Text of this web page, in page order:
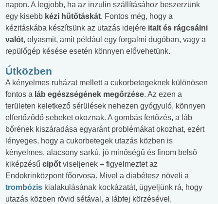
napon. A legjobb, ha az inzulin szállításához beszerzünk
egy kisebb kézi hűtőtáskát. Fontos még, hogy a
kézitáskába készítsünk az utazás idejére italt és rágcsálni
valót, olyasmit, amit például egy forgalmi dugóban, vagy a
repülőgép késése esetén könnyen elővehetünk.
Útközben
A kényelmes ruházat mellett a cukorbetegeknek különösen
fontos a láb egészségének megőrzése. Az ezen a
területen keletkező sérülések nehezen gyógyuló, könnyen
elfertőződő sebeket okoznak. A gombás fertőzés, a láb
bőrének kiszáradása egyaránt problémákat okozhat, ezért
lényeges, hogy a cukorbetegek utazás közben is
kényelmes, alacsony sarkú, jó minőségű és finom belső
kiképzésű cipőt viseljenek – figyelmeztet az
Endokrinközpont főorvosa. Mivel a diabétesz növeli a
trombózis kialakulásának kockázatát, ügyeljünk rá, hogy
utazás közben rövid sétával, a lábfej körzésével,